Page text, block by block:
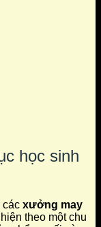
học sinh
các xưởng may
theo một chu